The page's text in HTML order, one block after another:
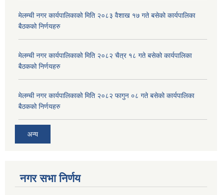
मेलम्ची नगर कार्यपालिकाको मिति २०८३ वैशाख १७ गते बसेको कार्यपालिका
बैठकको निर्णयहरु
मेलम्ची नगर कार्यपालिकाको मिति २०८२ चैत्र १८ गते बसेको कार्यपालिका
बैठकको निर्णयहरु
मेलम्ची नगर कार्यपालिकाको मिति २०८२ फागुन ०८ गते बसेको कार्यपालिका
बैठकको निर्णयहरु
अन्य
नगर सभा निर्णय